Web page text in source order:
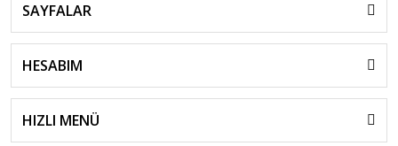
SAYFALAR
HESABIM
HIZLI MENÜ